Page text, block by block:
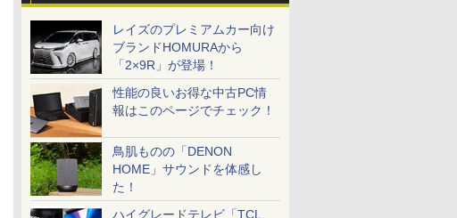
レイズのプレミアムカー向け
ブランドHOMURAから
「2×9R」が登場！
性能の良いお得な中古PC情
報はこのページでチェック！
鳥肌ものの「DENON
HOME」サウンドを体感し
た！
ハイグレードテレビ「TCL